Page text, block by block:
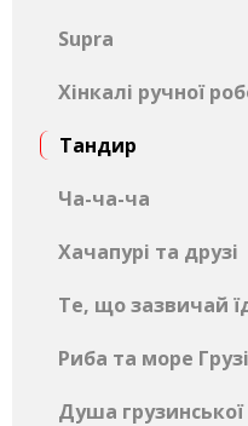
Supra
Хінкалі ручної
Тандир
Ча-ча-ча
Хачапурі та друзі
Те, що зазвичай
Риба та море
Душа